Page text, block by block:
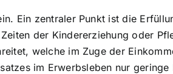
Ein zentraler Punkt ist die
der Kindererziehung oder
welche im Zuge der
im Erwerbsleben nur geringe